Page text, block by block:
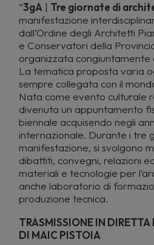
“3gA | Tre giornate di
manifestazione
dall’Ordine degli Architetti
e Conservatori della
organizzata congiuntamente
La tematica proposta varia
sempre collegata con il
Nata come evento culturale
divenuta un appuntamento
biennale acquisendo negli
internazionale. Durante i tre
manifestazione, si svolgono
dibattiti, convegni, relazioni
materiali e tecnologie per
anche laboratorio di
produzione tecnica.
TRASMISSIONE IN
DI MAIC PISTOIA